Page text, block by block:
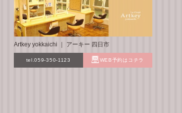
Artkey yokkaichi ｜ アーキー 四日市
tel.059-350-1123 WEB予約はコチラ